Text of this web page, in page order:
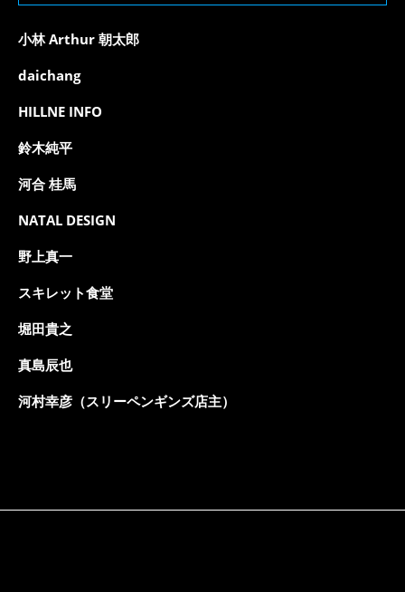
小林 Arthur 朝太郎
daichang
HILLNE INFO
鈴木純平
河合 桂馬
NATAL DESIGN
野上真一
スキレット食堂
堀田貴之
真島辰也
河村幸彦（スリーペンギンズ店主）